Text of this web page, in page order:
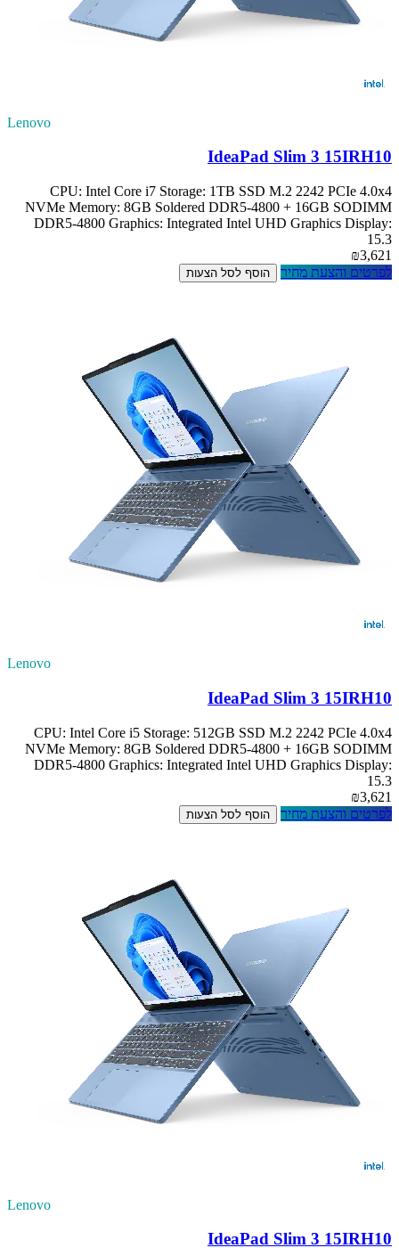
Lenovo
IdeaPad Slim 3 15IRH10
CPU: Intel Core i7 Storage: 1TB SSD M.2 2242 PCIe 4.0x4
NVMe Memory: 8GB Soldered DDR5-4800 + 16GB SODIMM
DDR5-4800 Graphics: Integrated Intel UHD Graphics Display:
15.3
₪3,621
לפרטים והצעת מחיר
הוסף לסל הצעות
Lenovo
IdeaPad Slim 3 15IRH10
CPU: Intel Core i5 Storage: 512GB SSD M.2 2242 PCIe 4.0x4
NVMe Memory: 8GB Soldered DDR5-4800 + 16GB SODIMM
DDR5-4800 Graphics: Integrated Intel UHD Graphics Display:
15.3
₪3,621
לפרטים והצעת מחיר
הוסף לסל הצעות
Lenovo
IdeaPad Slim 3 15IRH10